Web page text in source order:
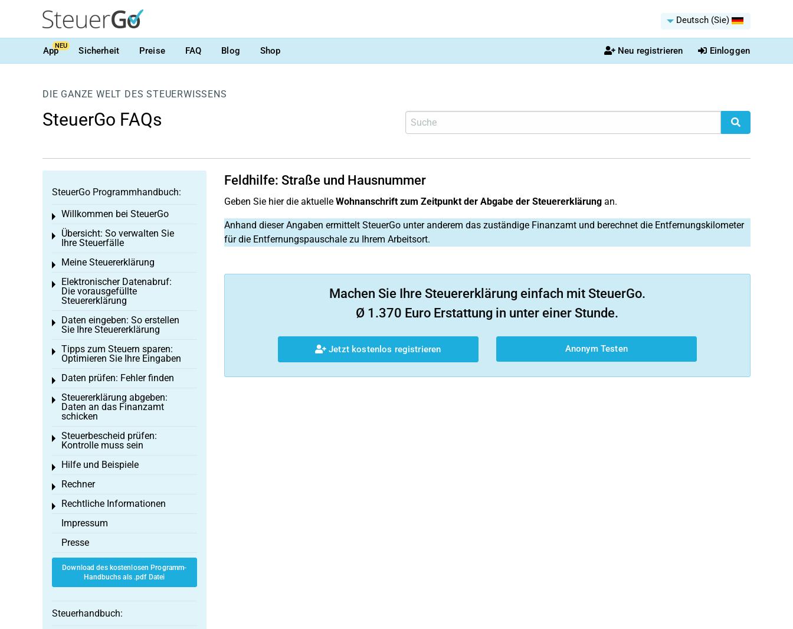
Deutsch (Sie)
AppNEU Sicherheit Preise FAQ Blog Shop Neu registrieren Einloggen
DIE GANZE WELT DES STEUERWISSENS
SteuerGo FAQs
Feldhilfe: Straße und Hausnummer
Geben Sie hier die aktuelle Wohnanschrift zum Zeitpunkt der Abgabe der Steuererklärungan.
Anhand dieser Angaben ermittelt SteuerGo unter anderem das zuständige Finanzamt und berechnet die Entfernungskilometer
für die Entfernungspauschale zu Ihrem Arbeitsort.
Machen Sie Ihre Steuererklärung einfach mit SteuerGo.
Ø 1.370 Euro Erstattung in unter einer Stunde.
Jetzt kostenlos registrieren Anonym Testen
SteuerGo Programmhandbuch:
Willkommen bei SteuerGo
Toggle menu
Übersicht: So verwalten Sie
Ihre Steuerfälle
Toggle menu
Meine Steuererklärung
Toggle menu
Elektronischer Datenabruf:
Die vorausgefüllte
Steuererklärung
Toggle menu
Daten eingeben: So erstellen
Sie Ihre Steuererklärung
Toggle menu
Tipps zum Steuern sparen:
Optimieren Sie Ihre Eingaben
Toggle menu
Daten prüfen: Fehler finden
Toggle menu
Steuererklärung abgeben:
Daten an das Finanzamt
schicken
Toggle menu
Steuerbescheid prüfen:
Kontrolle muss sein
Toggle menu
Hilfe und Beispiele
Toggle menu
Rechner
Toggle menu
Rechtliche Informationen
Toggle menu
Impressum
Presse
Download des kostenlosen Programm-
Handbuchs als .pdf Datei
Steuerhandbuch: